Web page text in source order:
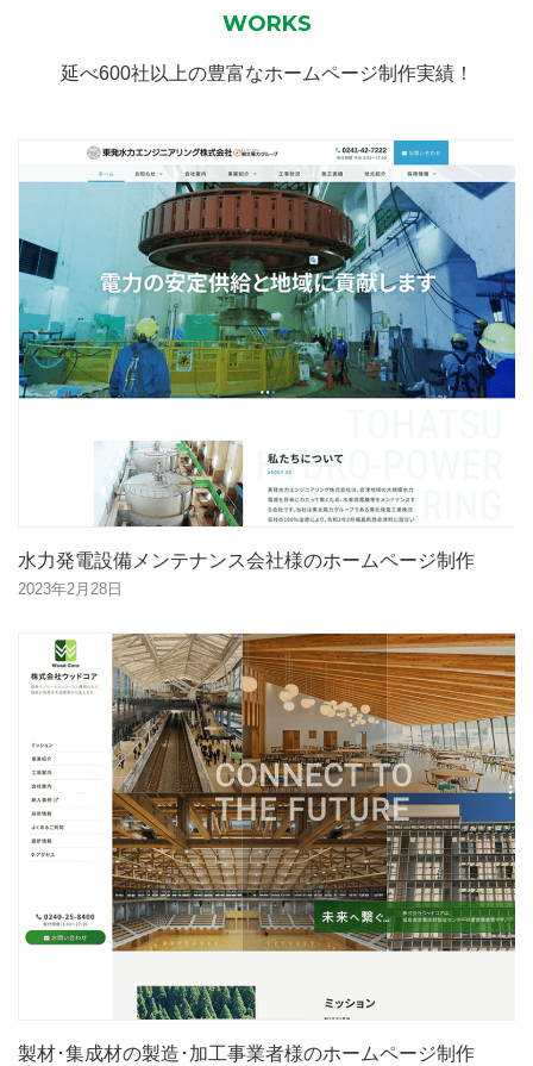
WORKS
延べ600社以上の豊富なホームページ制作実績！
水力発電設備メンテナンス会社様のホームページ制作
2023年2月28日
製材･集成材の製造･加工事業者様のホームページ制作